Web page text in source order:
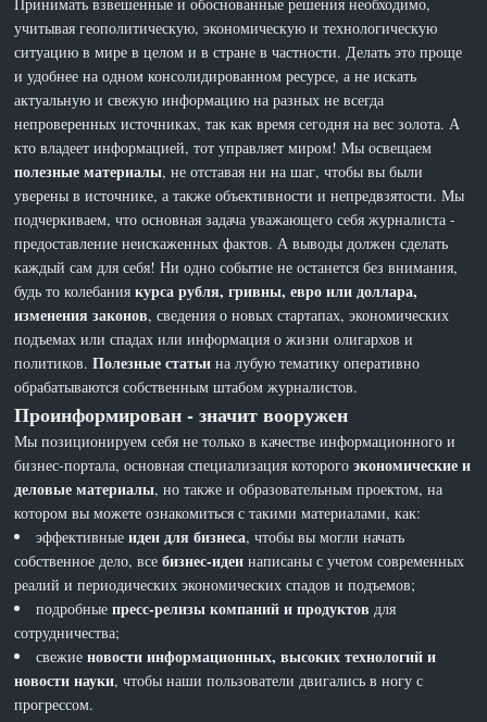
учитывая геополитическую, экономическую и технологическую
ситуацию в мире в целом и в стране в частности. Делать это проще
и удобнее на одном консолидированном ресурсе, а не искать
актуальную и свежую информацию на разных не всегда
непроверенных источниках, так как время сегодня на вес золота. А
кто владеет информацией, тот управляет миром! Мы освещаем
полезные материалы, не отставая ни на шаг, чтобы вы были
уверены в источнике, а также объективности и непредвзятости. Мы
подчеркиваем, что основная задача уважающего себя журналиста -
предоставление неискаженных фактов. А выводы должен сделать
каждый сам для себя! Ни одно событие не останется без внимания,
будь то колебаниякурса рубля, гривны, евро или доллара,
изменения законов, сведения о новых стартапах, экономических
подъемах или спадах или информация о жизни олигархов и
политиков.Полезные статьи на лубую тематику оперативно
обрабатываются собственным штабом журналистов.
Проинформирован - значит вооружен
Мы позиционируем себя не только в качестве информационного и
бизнес-портала, основная специализация которогоэкономические и
деловые материалы, но также и образовательным проектом, на
котором вы можете ознакомиться с такими материалами, как:
эффективныеидеи для бизнеса, чтобы вы могли начать
собственное дело, всебизнес-идеи написаны с учетом современных
реалий и периодических экономических спадов и подъемов;
подробныепресс-релизы компаний и продуктов для
сотрудничества;
свежиеновости информационных, высоких технологий и
новости науки, чтобы наши пользователи двигались в ногу с
прогрессом.